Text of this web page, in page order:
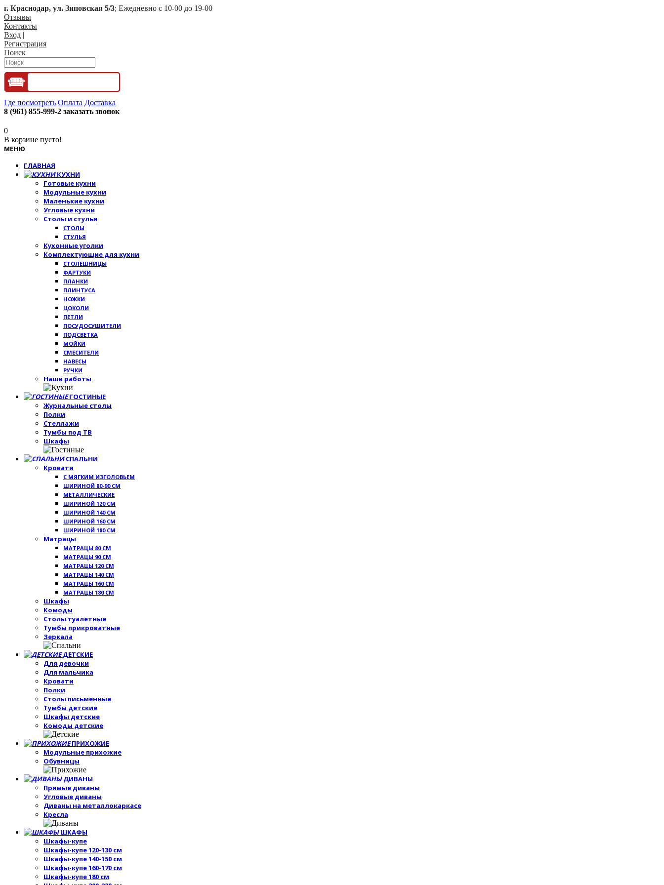
г. Краснодар, ул. Зиповская 5/3; Ежедневно с 10-00 до 19-00
Отзывы
Контакты
Вход |
Регистрация
Поиск
Где посмотреть Оплата Доставка
8 (961) 855-999-2 заказать звонок
0
В корзине пусто!
МЕНЮ
ГЛАВНАЯ
КУХНИ
Готовые кухни
Модульные кухни
Маленькие кухни
Угловые кухни
Столы и стулья
СТОЛЫ
СТУЛЬЯ
Кухонные уголки
Комплектующие для кухни
СТОЛЕШНИЦЫ
ФАРТУКИ
ПЛАНКИ
ПЛИНТУСА
НОЖКИ
ЦОКОЛИ
ПЕТЛИ
ПОСУДОСУШИТЕЛИ
ПОДСВЕТКА
МОЙКИ
СМЕСИТЕЛИ
НАВЕСЫ
РУЧКИ
Наши работы
ГОСТИНЫЕ
Журнальные столы
Полки
Стеллажи
Тумбы под ТВ
Шкафы
СПАЛЬНИ
Кровати
С МЯГКИМ ИЗГОЛОВЬЕМ
ШИРИНОЙ 80-90 СМ
МЕТАЛЛИЧЕСКИЕ
ШИРИНОЙ 120 СМ
ШИРИНОЙ 140 СМ
ШИРИНОЙ 160 СМ
ШИРИНОЙ 180 СМ
Матрацы
МАТРАЦЫ 80 СМ
МАТРАЦЫ 90 СМ
МАТРАЦЫ 120 СМ
МАТРАЦЫ 140 СМ
МАТРАЦЫ 160 СМ
МАТРАЦЫ 180 СМ
Шкафы
Комоды
Столы туалетные
Тумбы прикроватные
Зеркала
ДЕТСКИЕ
Для девочки
Для мальчика
Кровати
Полки
Столы письменные
Тумбы детские
Шкафы детские
Комоды детские
ПРИХОЖИЕ
Модульные прихожие
Обувницы
ДИВАНЫ
Прямые диваны
Угловые диваны
Диваны на металлокаркасе
Кресла
ШКАФЫ
Шкафы-купе
Шкафы-купе 120-130 см
Шкафы-купе 140-150 см
Шкафы-купе 160-170 см
Шкафы-купе 180 см